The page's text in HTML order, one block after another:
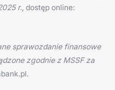
r., dostęp online:
sprawozdanie finansowe
zgodnie z MSSF za